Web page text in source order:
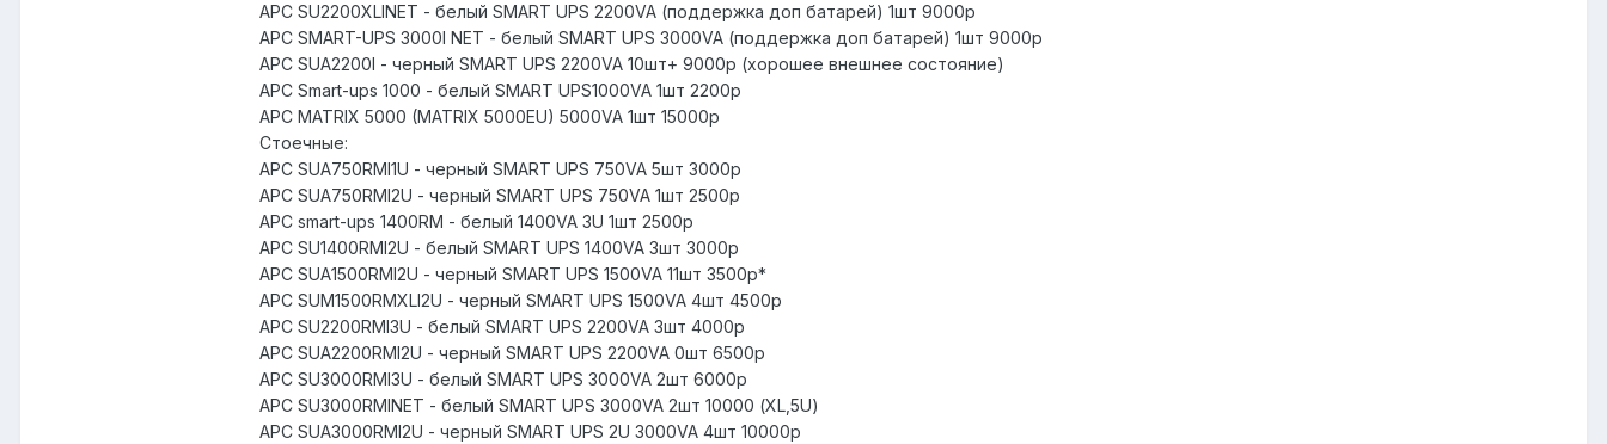
APC SU2200XLINET - белый SMART UPS 2200VA (поддержка доп батарей) 1шт 9000р
APC SMART-UPS 3000I NET - белый SMART UPS 3000VA (поддержка доп батарей) 1шт 9000р
APC SUA2200I - черный SMART UPS 2200VA 10шт+ 9000р (хорошее внешнее состояние)
APC Smart-ups 1000 - белый SMART UPS1000VA 1шт 2200р
APC MATRIX 5000 (MATRIX 5000EU) 5000VA 1шт 15000р
Стоечные:
APC SUA750RMI1U - черный SMART UPS 750VA 5шт 3000р
APC SUA750RMI2U - черный SMART UPS 750VA 1шт 2500р
APC smart-ups 1400RM - белый 1400VA 3U 1шт 2500р
APC SU1400RMI2U - белый SMART UPS 1400VA 3шт 3000р
APC SUA1500RMI2U - черный SMART UPS 1500VA 11шт 3500р*
APC SUM1500RMXLI2U - черный SMART UPS 1500VA 4шт 4500р
APC SU2200RMI3U - белый SMART UPS 2200VA 3шт 4000р
APC SUA2200RMI2U - черный SMART UPS 2200VA 0шт 6500р
APС SU3000RMI3U - белый SMART UPS 3000VA 2шт 6000р
APC SU3000RMINET - белый SMART UPS 3000VA 2шт 10000 (XL,5U)
APC SUA3000RMI2U - черный SMART UPS 2U 3000VA 4шт 10000р